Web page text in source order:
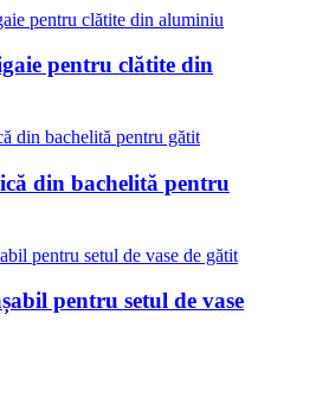
pentru clătite din
din bachelită pentru
pentru setul de vase